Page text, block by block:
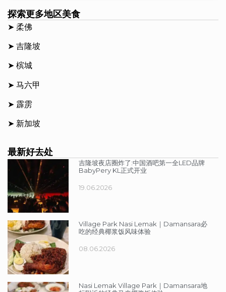
探索更多地区美食
最新好去处
吉隆坡夜店圈炸了:中国酒吧第一全LED品牌
BabyPery KL正式开业
19.06.2026
Village Park Nasi Lemak｜Damansara必
吃的经典椰浆饭风味体验
08.06.2026
Nasi Lemak Village Park｜Damansara地
➤ 柔佛
➤ 吉隆坡
➤ 槟城
➤ 马六甲
➤ 霹雳
➤ 新加坡